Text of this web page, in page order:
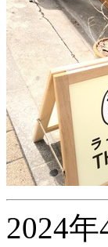
2024